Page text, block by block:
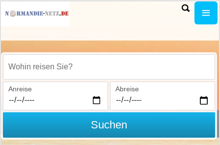
Wohin reisen Sie?
Anreise Abreise
Suchen